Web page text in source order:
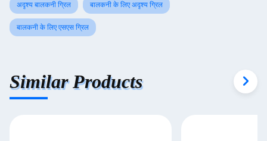
अदृश्य बालकनी ग्रिल बालकनी के लिए अदृश्य ग्रिल
बालकनी के लिए एसएस ग्रिल
Similar Products